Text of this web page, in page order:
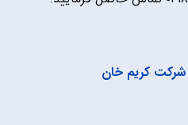
کریم خان